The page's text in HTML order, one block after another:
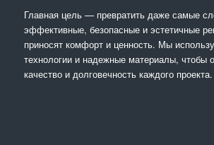
Главная цель — превратить даже самые
эффективные, безопасные и эстетичные
приносят комфорт и ценность. Мы
технологии и надежные материалы, чтобы
качество и долговечность каждого проекта.